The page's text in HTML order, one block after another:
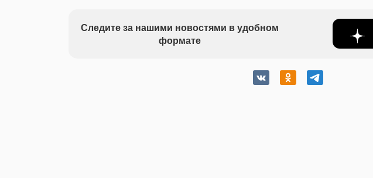
Следите за нашими новостями в удобном
формате